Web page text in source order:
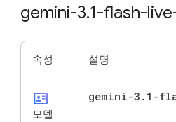
gemini-3.1-flash-
속성 설명
id_card
모델
gemini-3 . 1-